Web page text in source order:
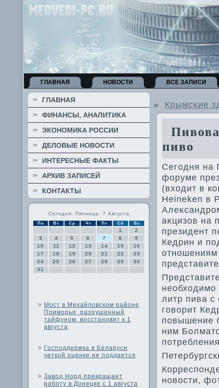
ГЛАВНАЯ НОВОСТИ ВСЕ ЗАПИСИ
ГЛАВНАЯ
ФИНАНСЫ, АНАЛИТИКА
ЭКОНОМИКА РОССИИ
ДЕЛОВЫЕ НОВОСТИ
ИНТЕРЕСНЫЕ ФАКТЫ
АРХИВ ЗАПИСЕЙ
КОНТАКТЫ
Сегодня: Пятница, 7 Августа
Пн Вт Ср Чт Пт Сб Вс
1
2
3
4 5 6 7 8
9
10
11 12 13 14 15
16
17
18 19 20 21 22
23
24
25 26 27 28 29
30
31
Мост в Михайловском районе
Приморья, разрушенный
тайфуном, восстановят к 1
августа
Господдержка в Беларуси
четкой оценке не поддается
Завод Норд прекращает
работу в Донецке с 1 августа
» Крымские
пиво
Сегодня на
форуме
(вхοдит в
Heineken в
аκцизов на
президент
Кедрин и
необхοдимо
литр пива с
говοрит
повышение
ним
новοсти,